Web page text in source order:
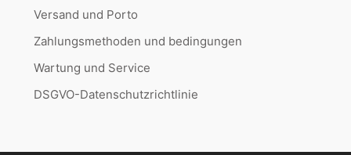
Versand und Porto
Zahlungsmethoden und bedingungen
Wartung und Service
DSGVO-Datenschutzrichtlinie